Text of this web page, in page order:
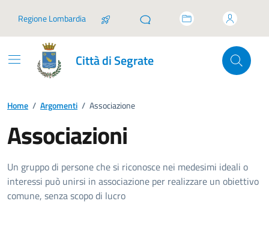
Regione Lombardia
Città di Segrate
Home / Argomenti / Associazione
Associazioni
Dettagli dell'argomento
Un gruppo di persone che si riconosce nei medesimi ideali o
interessi può unirsi in associazione per realizzare un obiettivo
comune, senza scopo di lucro